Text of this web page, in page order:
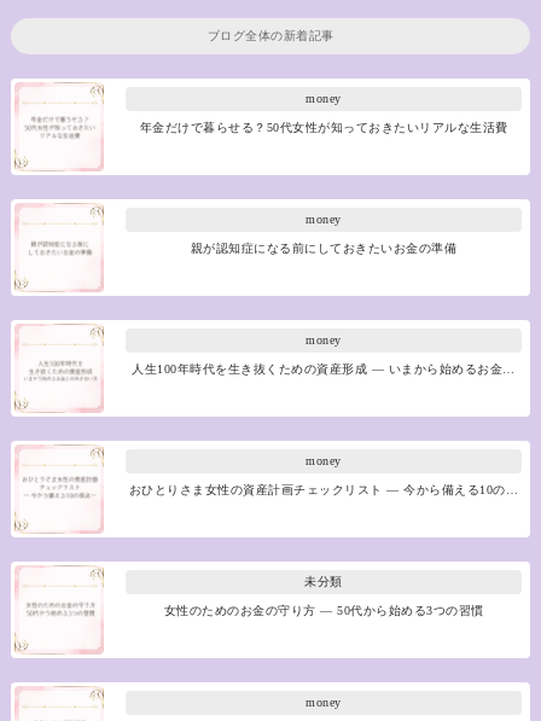
ブログ全体の新着記事
money
年金だけで暮らせる？50代女性が知っておきたいリアルな生活費
money
親が認知症になる前にしておきたいお金の準備
money
人生100年時代を生き抜くための資産形成 ― いまから始めるお金…
money
おひとりさま女性の資産計画チェックリスト ― 今から備える10の…
未分類
女性のためのお金の守り方 ― 50代から始める3つの習慣
money